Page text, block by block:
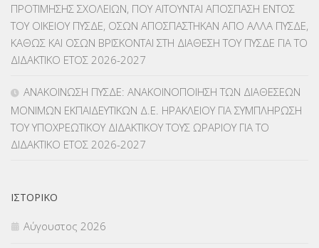
ΜΑΘΗΤΕΙΑ(275)
ΜΕΤΑΘΕΣΕΙΣ-ΤΟΠΟΘΕΤΗΣΕΙΣ ΒΕΛΤΙΩΣΕΙΣ(319)
ΜΕΤΑΦΟΡΑ ΜΑΘΗΤΩΝ(3)
ΝΟΜΟΘΕΣΙΑ(66)
ΠΡΟΤΙΜΗΣΗΣ ΣΧΟΛΕΙΩΝ, ΠΟΥ ΑΙΤΟΥΝΤΑΙ ΑΠΟΣΠΑΣΗ ΕΝΤΟΣ
ΤΟΥ ΟΙΚΕΙΟΥ ΠΥΣΔΕ, ΟΣΩΝ ΑΠΟΣΠΑΣΤΗΚΑΝ ΑΠΟ ΑΛΛΑ ΠΥΣΔΕ,
ΚΑΘΩΣ ΚΑΙ ΟΣΩΝ ΒΡΙΣΚΟΝΤΑΙ ΣΤΗ ΔΙΑΘΕΣΗ ΤΟΥ ΠΥΣΔΕ ΓΙΑ ΤΟ
ΔΙΔΑΚΤΙΚΟ ΕΤΟΣ 2026-2027
ΑΝΑΚΟΙΝΩΣΗ ΠΥΣΔΕ: ΑΝΑΚΟΙΝΟΠΟΙΗΣΗ ΤΩΝ ΔΙΑΘΕΣΕΩΝ
ΜΟΝΙΜΩΝ ΕΚΠΑΙΔΕΥΤΙΚΩΝ Δ.Ε. ΗΡΑΚΛΕΙΟΥ ΓΙΑ ΣΥΜΠΛΗΡΩΣΗ
ΤΟΥ ΥΠΟΧΡΕΩΤΙΚΟΥ ΔΙΔΑΚΤΙΚΟΥ ΤΟΥΣ ΩΡΑΡΙΟΥ ΓΙΑ ΤΟ
ΔΙΔΑΚΤΙΚΟ ΕΤΟΣ 2026-2027
ΙΣΤΟΡΙΚΌ
Αύγουστος 2026